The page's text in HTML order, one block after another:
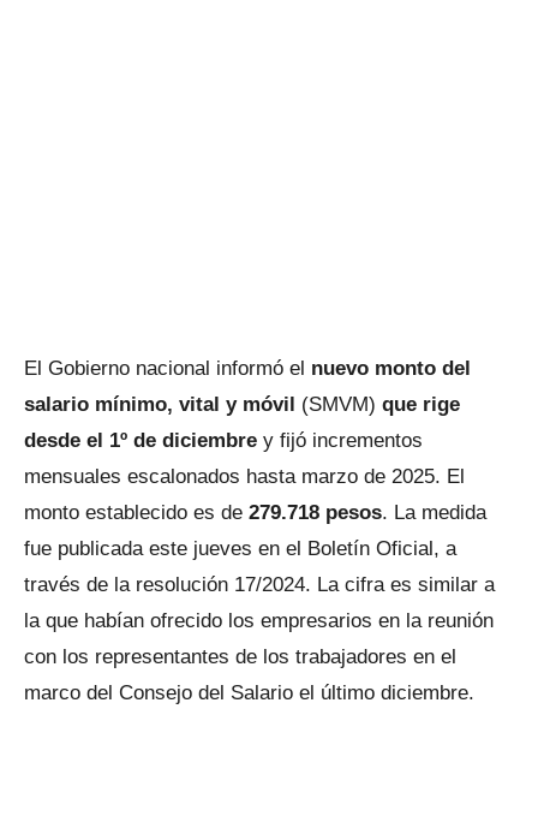
El Gobierno nacional informó el nuevo monto del
salario mínimo, vital y móvil (SMVM) que rige
desde el 1º de diciembre y fijó incrementos
mensuales escalonados hasta marzo de 2025. El
monto establecido es de 279.718 pesos. La medida
fue publicada este jueves en el Boletín Oficial, a
través de la resolución 17/2024. La cifra es similar a
la que habían ofrecido los empresarios en la reunión
con los representantes de los trabajadores en el
marco del Consejo del Salario el último diciembre.